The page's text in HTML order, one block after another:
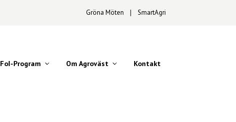
Gröna Möten ∣ SmartAgri
FoI-Program Om Agroväst Kontakt